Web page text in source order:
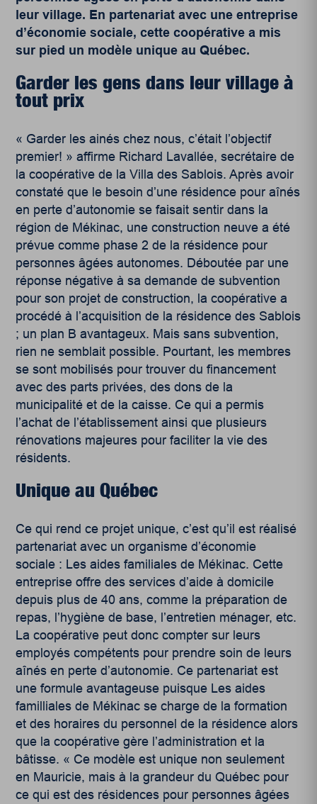
leur village. En partenariat avec une entreprise
d’économie sociale, cette coopérative a mis
sur pied un modèle unique au Québec.
Garder les gens dans leur village à
tout prix
« Garder les ainés chez nous, c’était l’objectif
premier! » affirme Richard Lavallée, secrétaire de
la coopérative de la Villa des Sablois. Après avoir
constaté que le besoin d’une résidence pour aînés
en perte d’autonomie se faisait sentir dans la
région de Mékinac, une construction neuve a été
prévue comme phase 2 de la résidence pour
personnes âgées autonomes. Déboutée par une
réponse négative à sa demande de subvention
pour son projet de construction, la coopérative a
procédé à l’acquisition de la résidence des Sablois
; un plan B avantageux. Mais sans subvention,
rien ne semblait possible. Pourtant, les membres
se sont mobilisés pour trouver du financement
avec des parts privées, des dons de la
municipalité et de la caisse. Ce qui a permis
l’achat de l’établissement ainsi que plusieurs
rénovations majeures pour faciliter la vie des
résidents.
Unique au Québec
Ce qui rend ce projet unique, c’est qu’il est réalisé
partenariat avec un organisme d’économie
sociale : Les aides familiales de Mékinac. Cette
entreprise offre des services d’aide à domicile
depuis plus de 40 ans, comme la préparation de
repas, l’hygiène de base, l’entretien ménager, etc.
La coopérative peut donc compter sur leurs
employés compétents pour prendre soin de leurs
aînés en perte d’autonomie. Ce partenariat est
une formule avantageuse puisque Les aides
familliales de Mékinac se charge de la formation
et des horaires du personnel de la résidence alors
que la coopérative gère l’administration et la
bâtisse. « Ce modèle est unique non seulement
en Mauricie, mais à la grandeur du Québec pour
ce qui est des résidences pour personnes âgées